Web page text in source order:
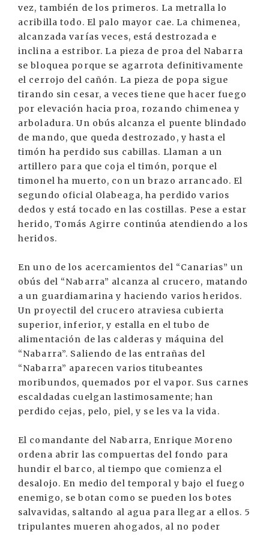
vez, también de los primeros. La metralla lo
acribilla todo. El palo mayor cae. La chimenea,
alcanzada varías veces, está destrozada e
inclina a estribor. La pieza de proa del Nabarra
se bloquea porque se agarrota definitivamente
el cerrojo del cañón. La pieza de popa sigue
tirando sin cesar, a veces tiene que hacer fuego
por elevación hacia proa, rozando chimenea y
arboladura. Un obús alcanza el puente blindado
de mando, que queda destrozado, y hasta el
timón ha perdido sus cabillas. Llaman a un
artillero para que coja el timón, porque el
timonel ha muerto, con un brazo arrancado. El
segundo oficial Olabeaga, ha perdido varios
dedos y está tocado en las costillas. Pese a estar
herido, Tomás Agirre continúa atendiendo a los
heridos.
En uno de los acercamientos del “Canarias” un
obús del “Nabarra” alcanza al crucero, matando
a un guardiamarina y haciendo varios heridos.
Un proyectil del crucero atraviesa cubierta
superior, inferior, y estalla en el tubo de
alimentación de las calderas y máquina del
“Nabarra”. Saliendo de las entrañas del
“Nabarra” aparecen varios titubeantes
moribundos, quemados por el vapor. Sus carnes
escaldadas cuelgan lastimosamente; han
perdido cejas, pelo, piel, y se les va la vida.
El comandante del Nabarra, Enrique Moreno
ordena abrir las compuertas del fondo para
hundir el barco, al tiempo que comienza el
desalojo. En medio del temporal y bajo el fuego
enemigo, se botan como se pueden los botes
salvavidas, saltando al agua para llegar a ellos. 5
tripulantes mueren ahogados, al no poder